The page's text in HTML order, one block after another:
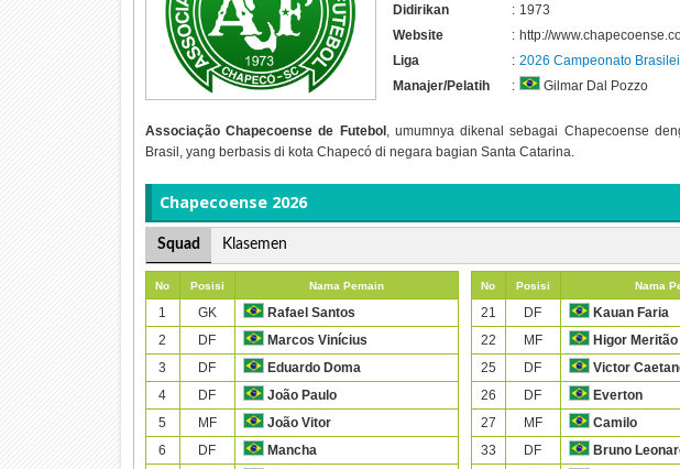
Didirikan
: 1973
Website
: http://
Liga
: 2026 Campeonato
Manajer/Pelatih
: Gilmar Dal Pozzo
Associação Chapecoense de Futebol, umumnya dikenal sebagai Chapecoense
Brasil, yang berbasis di kota Chapecó di negara bagian Santa Catarina.
Chapecoense 2026
Squad Klasemen
No Posisi Nama Pemain
1 GK
Rafael Santos
2
DF
Marcos Vinícius
3
DF
Eduardo Doma
4
DF
João Paulo
5
MF
João Vitor
6
DF
Mancha
No Posisi Nama
21 DF
Kauan Faria
22
MF
Higor Meritão
25
DF
Victor
26
DF
Everton
27
MF
Camilo
33
DF
Bruno